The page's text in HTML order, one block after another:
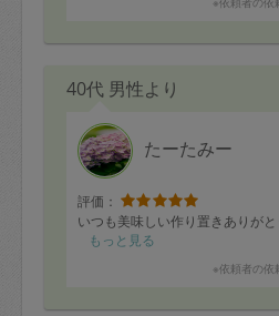
40代 男性より
たーたみー
評価：
いつも美味しい作り置きありが
もっと見る
※依頼者の依